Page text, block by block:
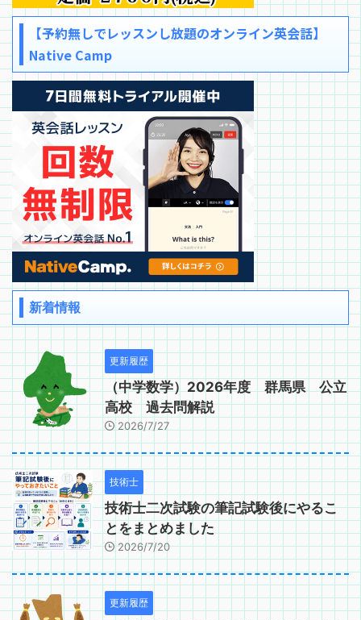
【予約無しでレッスンし放題のオンライン英会話】
Native Camp
新着情報
更新履歴
（中学数学）2026年度 群馬県 公立
高校 過去問解説
2026/7/27
技術士
技術士二次試験の筆記試験後にやるこ
とをまとめました
2026/7/20
更新履歴